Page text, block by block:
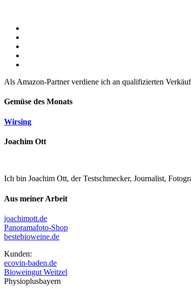
Als Amazon-Partner verdiene ich an qualifizierten
Gemüse des Monats
Wirsing
Joachim Ott
Ich bin Joachim Ott, der Testschmecker, Journalist,
Aus meiner Arbeit
joachimott.de
Panoramafoto-Shop
bestebioweine.de
Kunden:
ecovin-baden.de
Bioweingut Weitzel
Physioplusbayern